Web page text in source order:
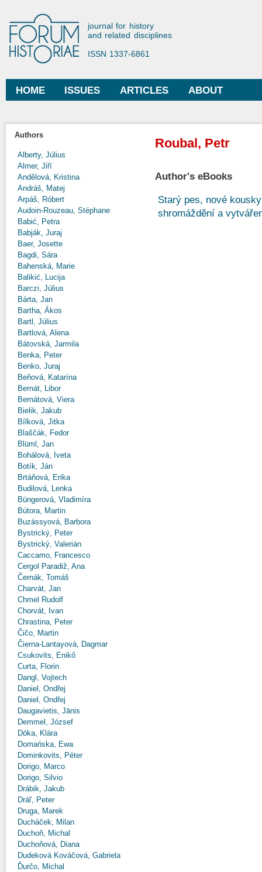
Forum Historiae
journal for history
and related disciplines
ISSN 1337-6861
Main menu
HOME ISSUES ARTICLES ABOUT
Authors
Alberty, Július
Almer, Jiří
Andělová, Kristina
Andráš, Matej
Arpáš, Róbert
Audoin-Rouzeau, Stéphane
Babić, Petra
Babják, Juraj
Baer, Josette
Bagdi, Sára
Bahenská, Marie
Balikić, Lucija
Barczi, Július
Bárta, Jan
Bartha, Ákos
Bartl, Július
Bartlová, Alena
Bátovská, Jarmila
Benka, Peter
Benko, Juraj
Beňová, Katarína
Bernát, Libor
Bernátová, Viera
Bielik, Jakub
Bílková, Jitka
Blaščák, Fedor
Blüml, Jan
Bohálová, Iveta
Botík, Ján
Brtáňová, Erika
Budilová, Lenka
Büngerová, Vladimíra
Bútora, Martin
Buzássyová, Barbora
Bystrický, Peter
Bystrický, Valerián
Caccamo, Francesco
Cergol Paradiž, Ana
Černák, Tomáš
Charvát, Jan
Chmel Rudolf
Chorvát, Ivan
Chrastina, Peter
Čičo, Martin
Čierna-Lantayová, Dagmar
Csukovits, Enikő
Curta, Florin
Dangl, Vojtech
Daniel, Ondřej
Daniel, Ondřej
Daugavietis, Jānis
Demmel, József
Dóka, Klára
Domańska, Ewa
Dominkovits, Péter
Dorigo, Marco
Dorigo, Silvio
Drábik, Jakub
Dráľ, Peter
Druga, Marek
Ducháček, Milan
Duchoň, Michal
Duchoňová, Diana
Dudeková Kováčová, Gabriela
Ďurčo, Michal
Roubal, Petr
Author's eBooks
Starý pes, nové
shromáždění a